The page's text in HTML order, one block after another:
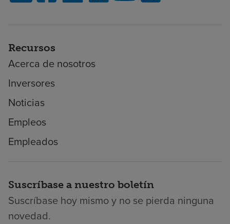
Recursos
Acerca de nosotros
Inversores
Noticias
Empleos
Empleados
Suscríbase a nuestro boletín
Suscríbase hoy mismo y no se pierda ninguna
novedad.